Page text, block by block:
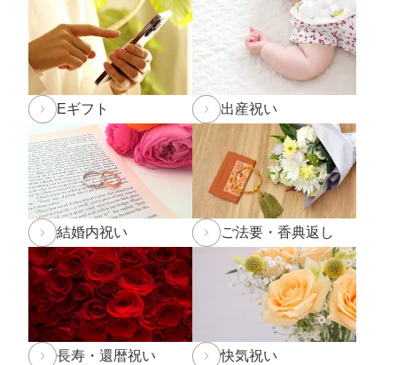
詳しくは
こちら
2025年2月22日 BSS山陰放送「JOY!＋」にて和田珍味
の「ふぐ味醂干」「ふぐ一夜干」 が紹介されました
2024年12月5日 実店舗の年末年始の営業時間について
年内発送受付は12月20日(金)11:59までとなります。
12
月20日(金)12:00以降のご注文は2025年1月10日(金)から
のお届けとなります。予めご了承下さい。
※もち・そば・かまぼこ商品の年内発送受付は12月13
日(金)までとなります。(予定よりも早く締め切る場合が
ございます。)
2024年11月1日和田珍味「冬ギフト特集」開催中！11
月末までのご注文・ご予約は送料半額！
Eギフト 出産祝い
結婚内祝い ご法要・香典返し
長寿・還暦祝い 快気祝い